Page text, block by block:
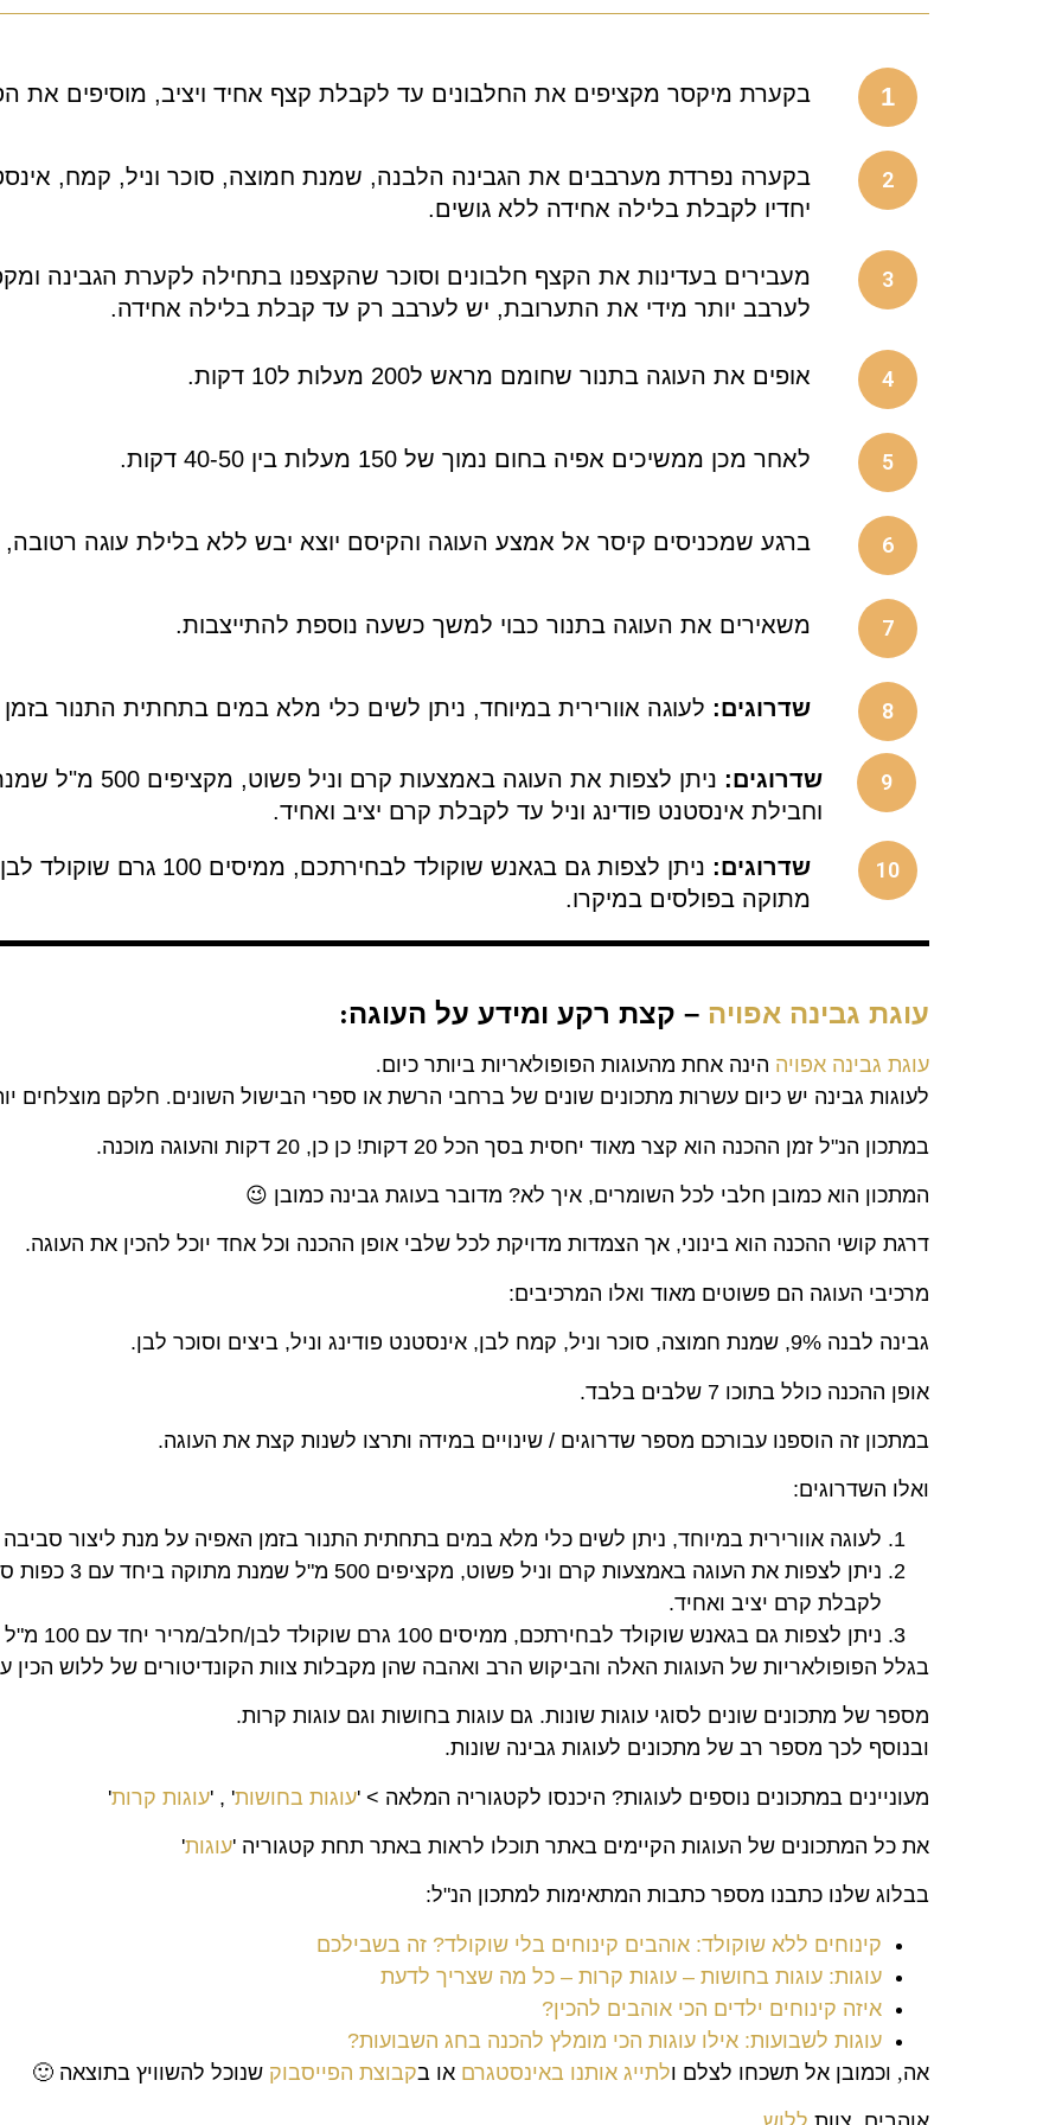
1 בקערת מיקסר מקציפים את החלבונים עד לקבלת קצף אחיד ויציב, מוסיפים את
2
בקערה נפרדת מערבבים את הגבינה הלבנה, שמנת חמוצה, סוכר וניל, קמח,
יחדיו לקבלת בלילה אחידה ללא גושים.
3
מעבירים בעדינות את הקצף חלבונים וסוכר שהקצפנו בתחילה לקערת הגבינה
לערבב יותר מידי את התערובת, יש לערבב רק עד קבלת בלילה אחידה.
4 אופים את העוגה בתנור שחומם מראש ל200 מעלות ל10 דקות.
5 לאחר מכן ממשיכים אפיה בחום נמוך של 150 מעלות בין 40-50 דקות.
6 ברגע שמכניסים קיסר אל אמצע העוגה והקיסם יוצא יבש ללא בלילת עוגה רטובה,
7 משאירים את העוגה בתנור כבוי למשך כשעה נוספת להתייצבות.
8 שדרוגים: לעוגה אוורירית במיוחד, ניתן לשים כלי מלא במים בתחתית התנור
9
שדרוגים:
וחבילת אינסטנט פודינג וניל עד לקבלת קרם יציב ואחיד.
10
שדרוגים:
מתוקה בפולסים במיקרו.
עוגת גבינה אפויה – קצת רקע ומידע על העוגה:
עוגת גבינה אפויה הינה אחת מהעוגות הפופולאריות ביותר כיום.
לעוגות גבינה יש כיום עשרות מתכונים שונים של ברחבי הרשת או ספרי הבישול השונים. חלקם מוצלחים
במתכון הנ"ל זמן ההכנה הוא קצר מאוד יחסית בסך הכל 20 דקות! כן כן, 20 דקות והעוגה מוכנה.
המתכון הוא כמובן חלבי לכל השומרים, איך לא? מדובר בעוגת גבינה כמובן 😉
דרגת קושי ההכנה הוא בינוני, אך הצמדות מדויקת לכל שלבי אופן ההכנה וכל אחד יוכל להכין את העוגה.
מרכיבי העוגה הם פשוטים מאוד ואלו המרכיבים:
גבינה לבנה 9%, שמנת חמוצה, סוכר וניל, קמח לבן, אינסטנט פודינג וניל, ביצים וסוכר לבן.
אופן ההכנה כולל בתוכו 7 שלבים בלבד.
במתכון זה הוספנו עבורכם מספר שדרוגים / שינויים במידה ותרצו לשנות קצת את העוגה.
ואלו השדרוגים:
לעוגה אוורירית במיוחד, ניתן לשים כלי מלא במים בתחתית התנור בזמן האפיה על מנת ליצור
ניתן לצפות את
לקבלת קרם יציב ואחיד.
ניתן לצפות גם בגאנש שוקולד לבחירתכם, ממיסים 100 גרם שוקולד לבן/חלב/מריר יחד עם 100 מ"ל שמנת מתוקה בפולסים במיקרו.
בגלל הפופולאריות של העוגות האלה והביקוש הרב ואהבה שהן מקבלות צוות הקונדיטורים של ללוש הכין
מספר של מתכונים שונים לסוגי עוגות שונות. גם עוגות בחושות וגם עוגות קרות.
ובנוסף לכך מספר רב של מתכונים לעוגות גבינה שונות.
מעוניינים במתכונים נוספים לעוגות? היכנסו לקטגוריה המלאה > 'עוגות בחושות' , 'עוגות קרות'
את כל המתכונים של העוגות הקיימים באתר תוכלו לראות באתר תחת קטגוריה 'עוגות'
בבלוג שלנו כתבנו מספר כתבות המתאימות למתכון הנ"ל:
קינוחים ללא שוקולד: אוהבים קינוחים בלי שוקולד? זה בשבילכם
עוגות: עוגות בחושות – עוגות קרות – כל מה שצריך לדעת
איזה קינוחים ילדים הכי אוהבים להכין?
עוגות לשבועות: אילו עוגות הכי מומלץ להכנה בחג השבועות?
אה, וכמובן אל תשכחו לצלם ולתייג אותנו באינסטגרם או בקבוצת הפייסבוק שנוכל להשוויץ בתוצאה 🙂